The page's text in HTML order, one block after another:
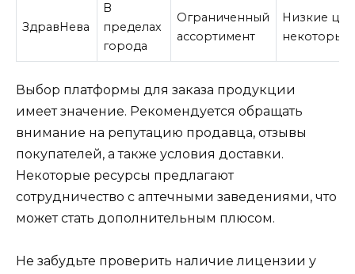
ЗдравНева
В
пределах
города
Ограниченный
ассортимент
Низкие
некоторые
Выбор платформы для заказа продукции
имеет значение. Рекомендуется обращать
внимание на репутацию продавца, отзывы
покупателей, а также условия доставки.
Некоторые ресурсы предлагают
сотрудничество с аптечными заведениями, что
может стать дополнительным плюсом.
Не забудьте проверить наличие лицензии у